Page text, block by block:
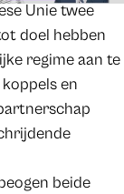
Unie twee
doel hebben
regime aan te
en
beide